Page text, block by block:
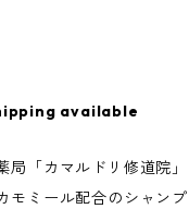
available
局「カマルドリ修道院
モミール配合のシャンプ